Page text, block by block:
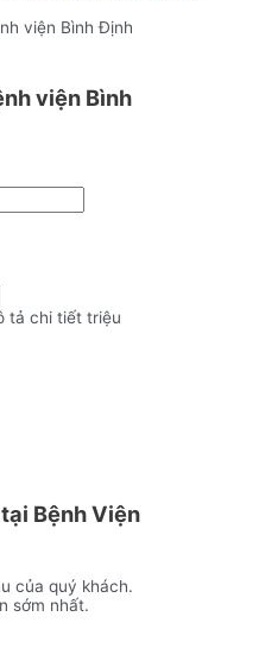
viện Bình Định
viện Bình
tả chi tiết triệu
Bệnh Viện
của quý khách.
sớm nhất.